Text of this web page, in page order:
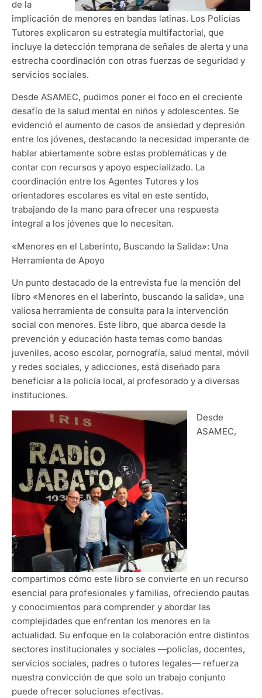
de la
implicación de menores en bandas latinas. Los Policías
Tutores explicaron su estrategia multifactorial, que
incluye la detección temprana de señales de alerta y una
estrecha coordinación con otras fuerzas de seguridad y
servicios sociales.
Desde ASAMEC, pudimos poner el foco en el creciente
desafío de la salud mental en niños y adolescentes. Se
evidenció el aumento de casos de ansiedad y depresión
entre los jóvenes, destacando la necesidad imperante de
hablar abiertamente sobre estas problemáticas y de
contar con recursos y apoyo especializado. La
coordinación entre los Agentes Tutores y los
orientadores escolares es vital en este sentido,
trabajando de la mano para ofrecer una respuesta
integral a los jóvenes que lo necesitan.
«Menores en el Laberinto, Buscando la Salida»: Una
Herramienta de Apoyo
Un punto destacado de la entrevista fue la mención del
libro «Menores en el laberinto, buscando la salida», una
valiosa herramienta de consulta para la intervención
social con menores. Este libro, que abarca desde la
prevención y educación hasta temas como bandas
juveniles, acoso escolar, pornografía, salud mental, móvil
y redes sociales, y adicciones, está diseñado para
beneficiar a la policía local, al profesorado y a diversas
instituciones.
Desde
ASAMEC,
compartimos cómo este libro se convierte en un recurso
esencial para profesionales y familias, ofreciendo pautas
y conocimientos para comprender y abordar las
complejidades que enfrentan los menores en la
actualidad. Su enfoque en la colaboración entre distintos
sectores institucionales y sociales —policías, docentes,
servicios sociales, padres o tutores legales— refuerza
nuestra convicción de que solo un trabajo conjunto
puede ofrecer soluciones efectivas.